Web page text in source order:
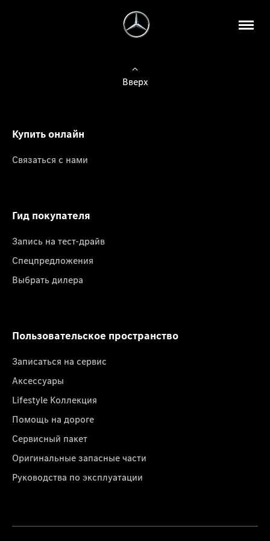
Вверх
Купить онлайн
Связаться с нами
Гид покупателя
Запись на тест-драйв
Спецпредложения
Выбрать дилера
Пользовательское пространство
Записаться на сервис
Аксессуары
Lifestyle Коллекция
Помощь на дороге
Сервисный пакет
Оригинальные запасные части
Руководства по эксплуатации